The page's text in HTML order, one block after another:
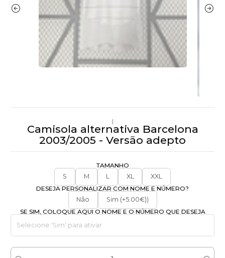
|
Camisola alternativa Barcelona
2003/2005 - Versão adepto
TAMANHO
S
M L XL
XXL
DESEJA PERSONALIZAR COM NOME E NÚMERO?
Não
Sim (+5.00€))
SE SIM, COLOQUE AQUI O NOME E O NÚMERO QUE DESEJA